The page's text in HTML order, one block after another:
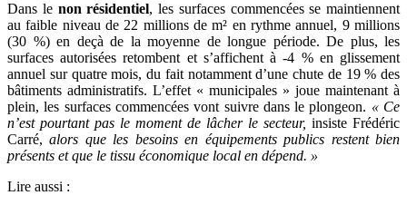
Dans le non résidentiel, les surfaces commencées se maintiennent
au faible niveau de 22 millions de m² en rythme annuel, 9 millions
(30 %) en deçà de la moyenne de longue période. De plus, les
surfaces autorisées retombent et s’affichent à -4 % en glissement
annuel sur quatre mois, du fait notamment d’une chute de 19 % des
bâtiments administratifs. L’effet « municipales » joue maintenant à
plein, les surfaces commencées vont suivre dans le plongeon. « Ce
n’est pourtant pas le moment de lâcher le secteur, insiste Frédéric
Carré,alors que les besoins en équipements publics restent bien
présents et que le tissu économique local en dépend. »
Lire aussi :